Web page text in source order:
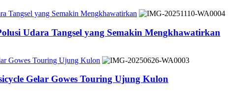
Tangsel yang Semakin Mengkhawatirkan
Udara Tangsel yang Semakin Mengkhawatirkan
Gowes Touring Ujung Kulon
Gelar Gowes Touring Ujung Kulon